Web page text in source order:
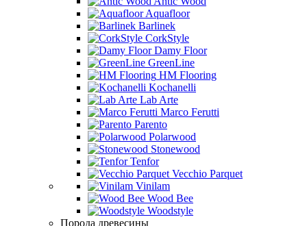
Aquafloor
Barlinek
CorkStyle
Damy Floor
GreenLine
HM Flooring
Kochanelli
Lab Arte
Marco Ferutti
Parento
Polarwood
Stonewood
Tenfor
Vecchio Parquet
Vinilam
Wood Bee
Woodstyle
Порода древесины